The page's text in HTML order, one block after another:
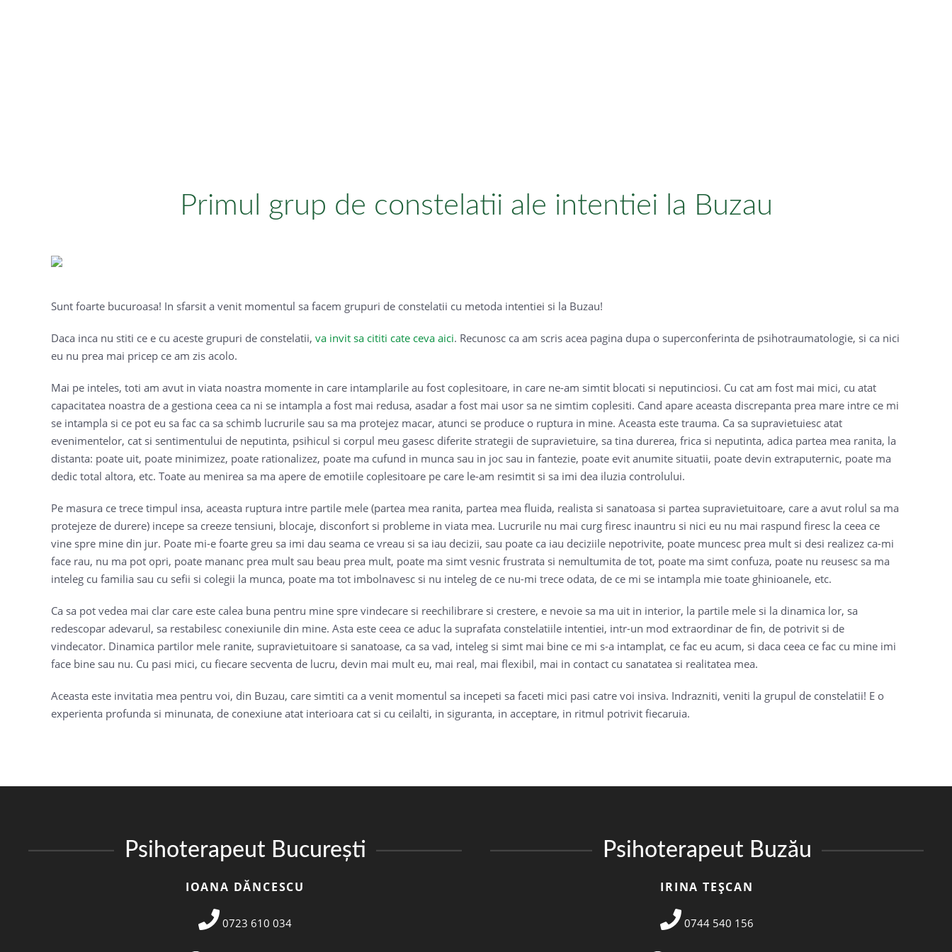
Primul grup de constelatii ale intentiei la Buzau
Sunt foarte bucuroasa! In sfarsit a venit momentul sa facem grupuri de constelatii cu metoda intentiei si la Buzau!
Daca inca nu stiti ce e cu aceste grupuri de constelatii, va invit sa cititi cate ceva aici. Recunosc ca am scris acea pagina dupa o superconferinta de psihotraumatologie, si ca nici
eu nu prea mai pricep ce am zis acolo.
Mai pe inteles, toti am avut in viata noastra momente in care intamplarile au fost coplesitoare, in care ne-am simtit blocati si neputinciosi. Cu cat am fost mai mici, cu atat
capacitatea noastra de a gestiona ceea ca ni se intampla a fost mai redusa, asadar a fost mai usor sa ne simtim coplesiti. Cand apare aceasta discrepanta prea mare intre ce mi
se intampla si ce pot eu sa fac ca sa schimb lucrurile sau sa ma protejez macar, atunci se produce o ruptura in mine. Aceasta este trauma. Ca sa supravietuiesc atat
evenimentelor, cat si sentimentului de neputinta, psihicul si corpul meu gasesc diferite strategii de supravietuire, sa tina durerea, frica si neputinta, adica partea mea ranita, la
distanta: poate uit, poate minimizez, poate rationalizez, poate ma cufund in munca sau in joc sau in fantezie, poate evit anumite situatii, poate devin extraputernic, poate ma
dedic total altora, etc. Toate au menirea sa ma apere de emotiile coplesitoare pe care le-am resimtit si sa imi dea iluzia controlului.
Pe masura ce trece timpul insa, aceasta ruptura intre partile mele (partea mea ranita, partea mea fluida, realista si sanatoasa si partea supravietuitoare, care a avut rolul sa ma
protejeze de durere) incepe sa creeze tensiuni, blocaje, disconfort si probleme in viata mea. Lucrurile nu mai curg firesc inauntru si nici eu nu mai raspund firesc la ceea ce
vine spre mine din jur. Poate mi-e foarte greu sa imi dau seama ce vreau si sa iau decizii, sau poate ca iau deciziile nepotrivite, poate muncesc prea mult si desi realizez ca-mi
face rau, nu ma pot opri, poate mananc prea mult sau beau prea mult, poate ma simt vesnic frustrata si nemultumita de tot, poate ma simt confuza, poate nu reusesc sa ma
inteleg cu familia sau cu sefii si colegii la munca, poate ma tot imbolnavesc si nu inteleg de ce nu-mi trece odata, de ce mi se intampla mie toate ghinioanele, etc.
Ca sa pot vedea mai clar care este calea buna pentru mine spre vindecare si reechilibrare si crestere, e nevoie sa ma uit in interior, la partile mele si la dinamica lor, sa
redescopar adevarul, sa restabilesc conexiunile din mine. Asta este ceea ce aduc la suprafata constelatiile intentiei, intr-un mod extraordinar de fin, de potrivit si de
vindecator. Dinamica partilor mele ranite, supravietuitoare si sanatoase, ca sa vad, inteleg si simt mai bine ce mi s-a intamplat, ce fac eu acum, si daca ceea ce fac cu mine imi
face bine sau nu. Cu pasi mici, cu fiecare secventa de lucru, devin mai mult eu, mai real, mai flexibil, mai in contact cu sanatatea si realitatea mea.
Aceasta este invitatia mea pentru voi, din Buzau, care simtiti ca a venit momentul sa incepeti sa faceti mici pasi catre voi insiva. Indrazniti, veniti la grupul de constelatii! E o
experienta profunda si minunata, de conexiune atat interioara cat si cu ceilalti, in siguranta, in acceptare, in ritmul potrivit fiecaruia.
Psihoterapeut București
IOANA DĂNCESCU
0723 610 034
Psihoterapeut Buzău
IRINA TEȘCAN
0744 540 156